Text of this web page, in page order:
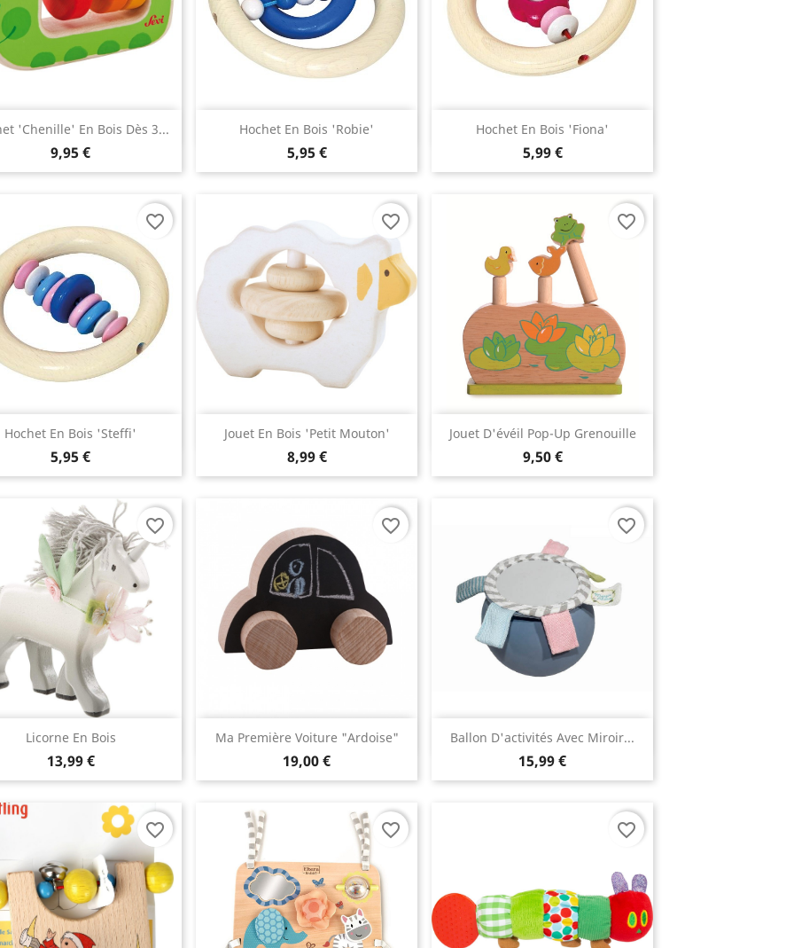
(1 avis)
'chenille' En Bois Dès 3...
9,95 €
Aperçu rapide Hochet En Bois 'Robie'
5,95 €
Aperçu rapide Hochet En Bois 'Fiona'
5,99 €
Aperçu rapide
Hochet En Bois 'Steffi'
5,95 €
Aperçu rapide
favorite_border
Jouet En Bois 'petit Mouton'
8,99 €
Aperçu rapide
favorite_border
Jouet D'évéil Pop-Up Grenouille
9,50 €
Aperçu rapide
favorite_border
Licorne En Bois
13,99 €
Aperçu rapide
favorite_border
Ma Première Voiture "ardoise"
19,00 €
Aperçu rapide
favorite_border
Ballon D'activités Avec Miroir...
15,99 €
Aperçu rapide
favorite_border
favorite_border favorite_border favorite_border